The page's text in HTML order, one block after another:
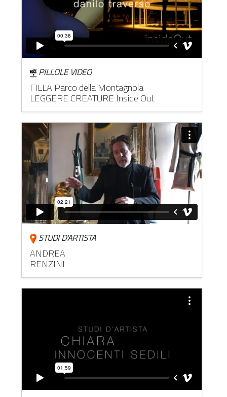
PILLOLE VIDEO
FILLA Parco della Montagnola
LEGGERE CREATURE Inside Out
STUDI D'ARTISTA
ANDREA
RENZINI